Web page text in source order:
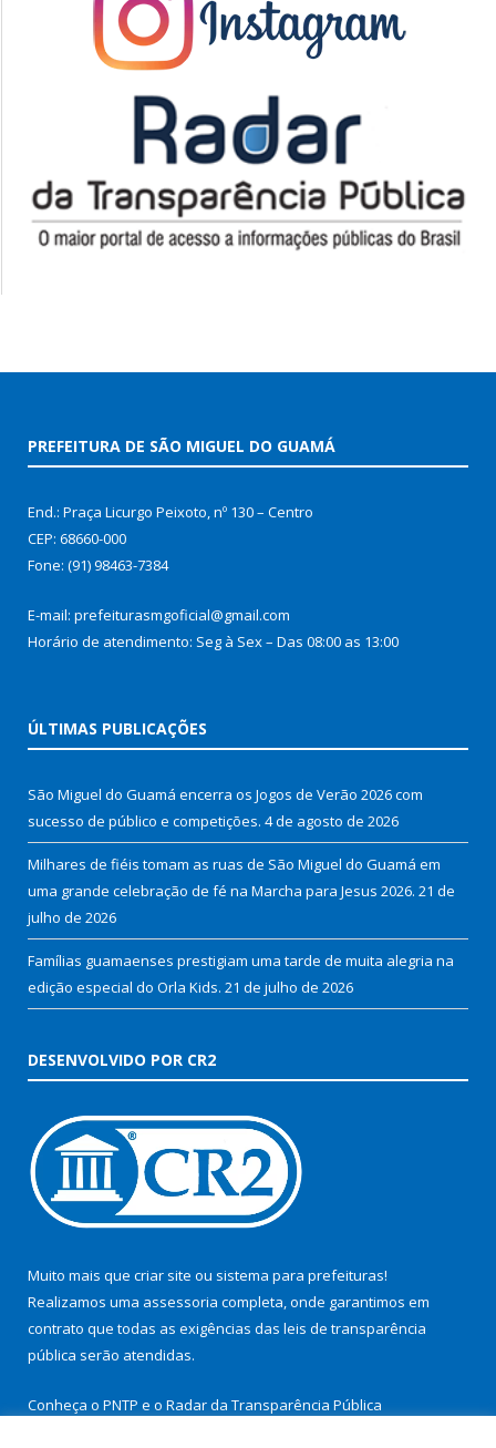
PREFEITURA DE SÃO MIGUEL DO GUAMÁ
End.: Praça Licurgo Peixoto, nº 130 – Centro
CEP: 68660-000
Fone: (91) 98463-7384
E-mail: prefeiturasmgoficial@gmail.com
Horário de atendimento: Seg à Sex – Das 08:00 as 13:00
ÚLTIMAS PUBLICAÇÕES
São Miguel do Guamá encerra os Jogos de Verão 2026 com
sucesso de público e competições. 4 de agosto de 2026
Milhares de fiéis tomam as ruas de São Miguel do Guamá em
uma grande celebração de fé na Marcha para Jesus 2026. 21 de
julho de 2026
Famílias guamaenses prestigiam uma tarde de muita alegria na
edição especial do Orla Kids. 21 de julho de 2026
DESENVOLVIDO POR CR2
Muito mais que criar site ou sistema para prefeituras!
Realizamos uma assessoria completa, onde garantimos em
contrato que todas as exigências das leis de transparência
pública serão atendidas.
Conheça o PNTP e o Radar da Transparência Pública